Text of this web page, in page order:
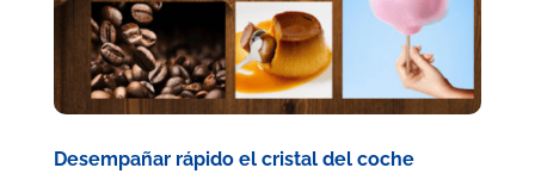
Desempañar rápido el cristal del coche